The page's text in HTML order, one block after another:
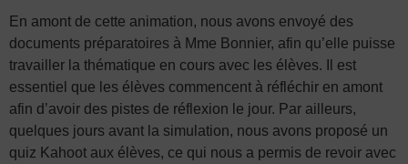
En amont de cette animation, nous avons envoyé des
documents préparatoires à Mme Bonnier, afin qu’elle puisse
travailler la thématique en cours avec les élèves. Il est
essentiel que les élèves commencent à réfléchir en amont
afin d’avoir des pistes de réflexion le jour. Par ailleurs,
quelques jours avant la simulation, nous avons proposé un
quiz Kahoot aux élèves, ce qui nous a permis de revoir avec